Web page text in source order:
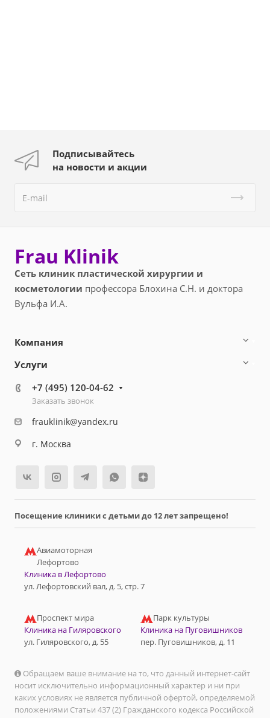
Подписывайтесь
на новости и акции
Frau Klinik
Сеть клиник пластической хирургии и
косметологии профессора Блохина С.Н. и доктора
Вульфа И.А.
Компания
Услуги
+7 (495) 120-04-62
Заказать звонок
frauklinik@yandex.ru
г. Москва
Посещение клиники с детьми до 12 лет запрещено!
Авиамоторная
Лефортово
Клиника в Лефортово
ул. Лефортовский вал, д. 5, стр. 7
Проспект мира
Клиника на Гиляровского
ул. Гиляровского, д. 55
Парк культуры
Клиника на Пуговишников
пер. Пуговишников, д. 11
Обращаем ваше внимание на то, что данный интернет-сайт
носит исключительно информационный характер и ни при
каких условиях не является публичной офертой, определяемой
положениями Статьи 437 (2) Гражданского кодекса Российской